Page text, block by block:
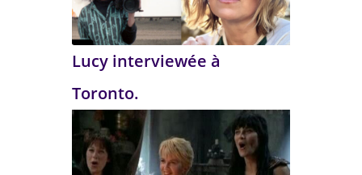
Lucy interviewée à
Toronto.